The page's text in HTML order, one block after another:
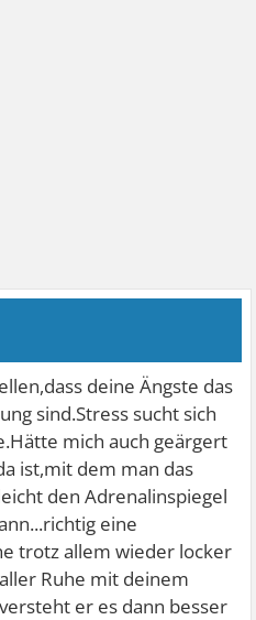
deine Ängste das
sind.Stress sucht sich
mich auch geärgert
ist,mit dem man das
den Adrenalinspiegel
eine
trotz allem wieder locker
Ruhe mit deinem
er es dann besser